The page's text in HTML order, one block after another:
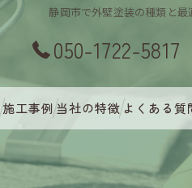
静岡市で外壁塗装の種類と
050-1722-5817
施工事例当社の特徴
屋根塗装
よくある質